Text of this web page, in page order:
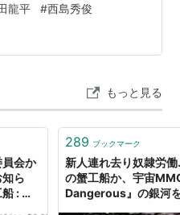
交えて、『蟹工船』がな
、その背景と意義を掘り
とめました。 労働者とは
台背景 ■思想に関する違
労…
龍平 #西島秀俊
もっと見る
会か
ら
: 市
289 ブックマーク
新人連れ去り奴隷労
の蟹工船か、宇宙
Dangerous』の銀河